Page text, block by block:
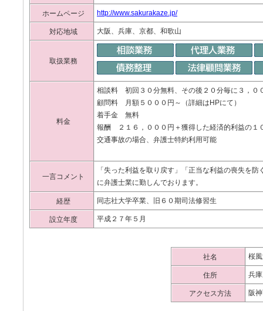
ホームページ http://www.sakurakaze.jp/
対応地域 大阪、兵庫、京都、和歌山
取扱業務
料金
相談料 初回３０分無料、その後２０分毎に３，０
顧問料 月額５０００円～（詳細はHPにて）
着手金 無料
報酬 ２１６，０００円＋獲得した経済的利益の１
交通事故の場合、弁護士特約利用可能
一言コメント
「失った利益を取り戻す」「正当な利益の喪失を
に弁護士業に勤しんでおります。
経歴 同志社大学卒業、旧６０期司法修習生
設立年度 平成２７年５月
社名 桜
住所 兵
アクセス方法 阪